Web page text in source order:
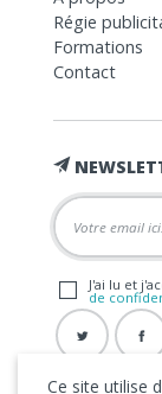
Régie
Formations
Contact
J'ai lu et
de
Ce site utilise